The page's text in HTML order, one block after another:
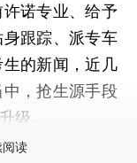
诺专业、给予
跟踪、派专车
的新闻，近几
，抢生源手段
级。
阅读